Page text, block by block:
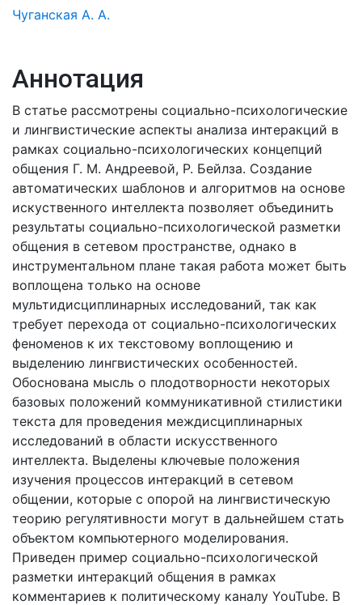
Чуганская А. А.
Аннотация
В статье рассмотрены социально-психологические
и лингвистические аспекты анализа интеракций в
рамках социально-психологических концепций
общения Г. М. Андреевой, Р. Бейлза. Создание
автоматических шаблонов и алгоритмов на основе
искуственного интеллекта позволяет объединить
результаты социально-психологической разметки
общения в сетевом пространстве, однако в
инструментальном плане такая работа может быть
воплощена только на основе
мультидисциплинарных исследований, так как
требует перехода от социально-психологических
феноменов к их текстовому воплощению и
выделению лингвистических особенностей.
Обоснована мысль о плодотворности некоторых
базовых положений коммуникативной стилистики
текста для проведения междисциплинарных
исследований в области искусственного
интеллекта. Выделены ключевые положения
изучения процессов интеракций в сетевом
общении, которые с опорой на лингвистическую
теорию регулятивности могут в дальнейшем стать
объектом компьютерного моделирования.
Приведен пример социально-психологической
разметки интеракций общения в рамках
комментариев к политическому каналу YouTube. В